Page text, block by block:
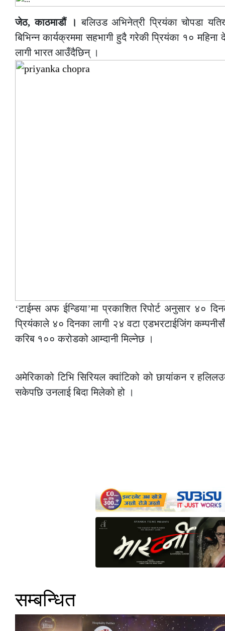
जेठ, काठमाडौं । बलिउड अभिनेत्री प्रियंका चोपडा
बिभिन्न कार्यक्रममा सहभागी हुदै गरेकी प्रियंका १०
लागी भारत आउँदैछिन् ।
‘टाईम्स अफ ईन्डिया’मा प्रकाशित रिपोर्ट अनुसार ४०
प्रियंकाले ४० दिनका लागी २४ वटा एडभरटाईजिंग
करिब १०० करोडको आम्दानी मिल्नेछ ।
अमेरिकाको टिभि सिरियल क्वांटिको को छायांकन र
सकेपछि उनलाई बिदा मिलेको हो ।
सम्बन्धित